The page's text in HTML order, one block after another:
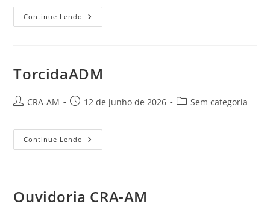
Continue Lendo
TorcidaADM
CRA-AM 12 de junho de 2026 Sem categoria
Continue Lendo
Ouvidoria CRA-AM